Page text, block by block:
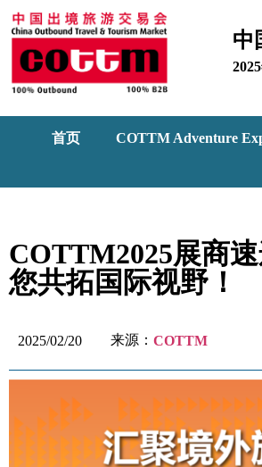
中
首页 COTTM Adventure
COTTM2025展商
您共拓国际视野！
2025/02/20 来源： COTTM